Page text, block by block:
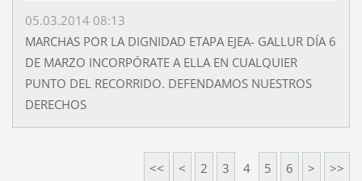
05.03.2014 08:13
MARCHAS POR LA DIGNIDAD ETAPA EJEA- GALLUR DÍA 6
DE MARZO INCORPÓRATE A ELLA EN CUALQUIER
PUNTO DEL RECORRIDO. DEFENDAMOS NUESTROS
DERECHOS
<< < 2 3 4 5 6 > >>